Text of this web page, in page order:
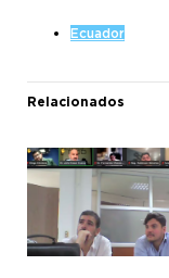
Ecuador
Relacionados